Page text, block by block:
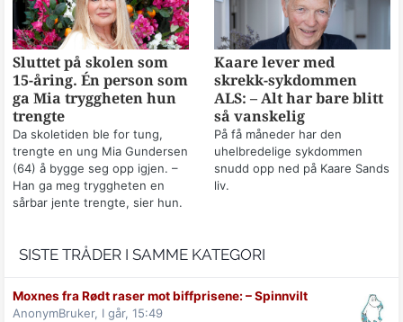
Sluttet på skolen som
15-åring. Én person som
ga Mia tryggheten hun
trengte
Da skoletiden ble for tung,
trengte en ung Mia Gundersen
(64) å bygge seg opp igjen. –
Han ga meg tryggheten en
sårbar jente trengte, sier hun.
Kaare lever med
skrekk-sykdommen
ALS: – Alt har bare blitt
så vanskelig
På få måneder har den
uhelbredelige sykdommen
snudd opp ned på Kaare Sands
liv.
SISTE TRÅDER I SAMME KATEGORI
Moxnes fra Rødt raser mot biff­prisene: –⁠ Spinnvilt
AnonymBruker, I går, 15:49